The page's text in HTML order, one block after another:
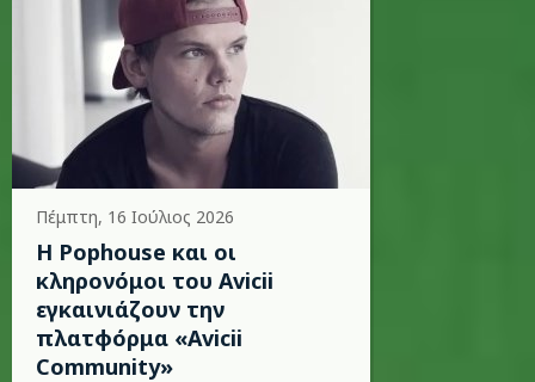
Πέμπτη, 16 Ιούλιος 2026
Η Pophouse και οι
κληρονόμοι του Avicii
εγκαινιάζουν την
πλατφόρμα «Avicii
Community»